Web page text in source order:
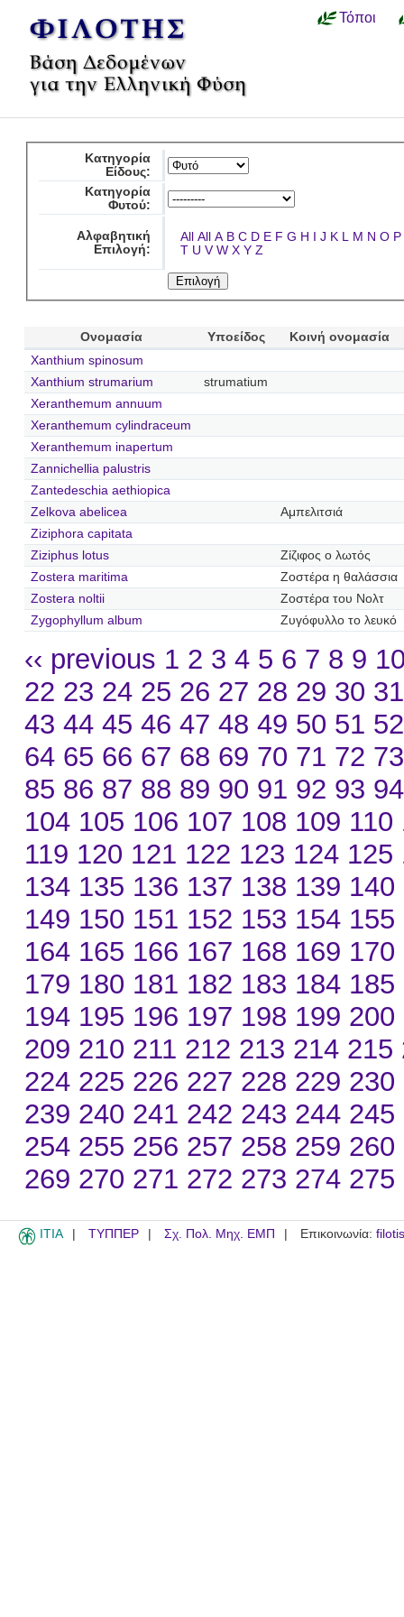
Τόποι
Κατηγορία
Είδους:
Κατηγορία
Φυτού:
Αλφαβητική
Επιλογή:
All All A B C D E F G H I J K L M N O P
T U V W X Y Z
Ονομασία Υποείδος
Κοινή ονομασία
Xanthium spinosum
Xanthium strumarium
strumatium
Xeranthemum annuum
Xeranthemum cylindraceum
Xeranthemum inapertum
Zannichellia palustris
Zantedeschia aethiopica
Zelkova abelicea
Αμπελιτσιά
Ziziphora capitata
Ziziphus lotus
Ζίζιφος ο λωτός
Zostera maritima
Ζοστέρα η θαλάσσια
Zostera noltii
Ζοστέρα του Νολτ
Zygophyllum album
Ζυγόφυλλο το λευκό
‹‹ previous 1 2 3 4 5 6 7 8 9
22 23 24 25 26 27 28 29 30 31
43 44 45 46 47 48 49 50 51 52
64 65 66 67 68 69 70 71 72 73
85 86 87 88 89 90 91 92 93 94
104 105 106 107 108 109 110
119 120 121 122 123 124 125
134 135 136 137 138 139 140
149 150 151 152 153 154 155
164 165 166 167 168 169 170
179 180 181 182 183 184 185
194 195 196 197 198 199 200
209 210 211 212 213 214 215
224 225 226 227 228 229 230
239 240 241 242 243 244 245
254 255 256 257 258 259 260
269 270 271 272 273 274 275
ITIA ΤΥΠΠΕΡ Σχ. Πολ. Μηχ. ΕΜΠ Επικοινωνία: